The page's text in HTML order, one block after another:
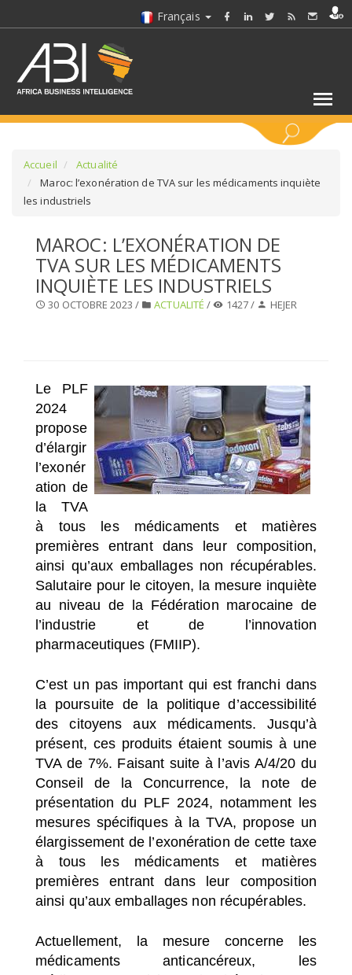
Français
SÉLECTIONNEZ UN DOSSIER
SELECTIONNEZ UNE SECTION
Accueil
Actualité
Maroc: l’exonération de TVA sur les médicaments inquiète
les industriels
MAROC: L’EXONÉRATION DE
TVA SUR LES MÉDICAMENTS
INQUIÈTE LES INDUSTRIELS
30 OCTOBRE 2023 / ACTUALITÉ / 1427 / HEJER
Le PLF
2024
propose
d’élargir
l’exonér
ation de
la TVA
à tous les médicaments et matières
premières entrant dans leur composition,
ainsi qu’aux emballages non récupérables.
Salutaire pour le citoyen, la mesure inquiète
au niveau de la Fédération marocaine de
l’industrie et de l’innovation
pharmaceutiques (FMIIP).
C’est un pas important qui est franchi dans
la poursuite de la politique d’accessibilité
des citoyens aux médicaments. Jusqu’à
présent, ces produits étaient soumis à une
TVA de 7%. Faisant suite à l’avis A/4/20 du
Conseil de la Concurrence, la note de
présentation du PLF 2024, notamment les
mesures spécifiques à la TVA, propose un
élargissement de l’exonération de cette taxe
à tous les médicaments et matières
premières entrant dans leur composition
ainsi qu’aux emballages non récupérables.
Actuellement, la mesure concerne les
médicaments anticancéreux, les